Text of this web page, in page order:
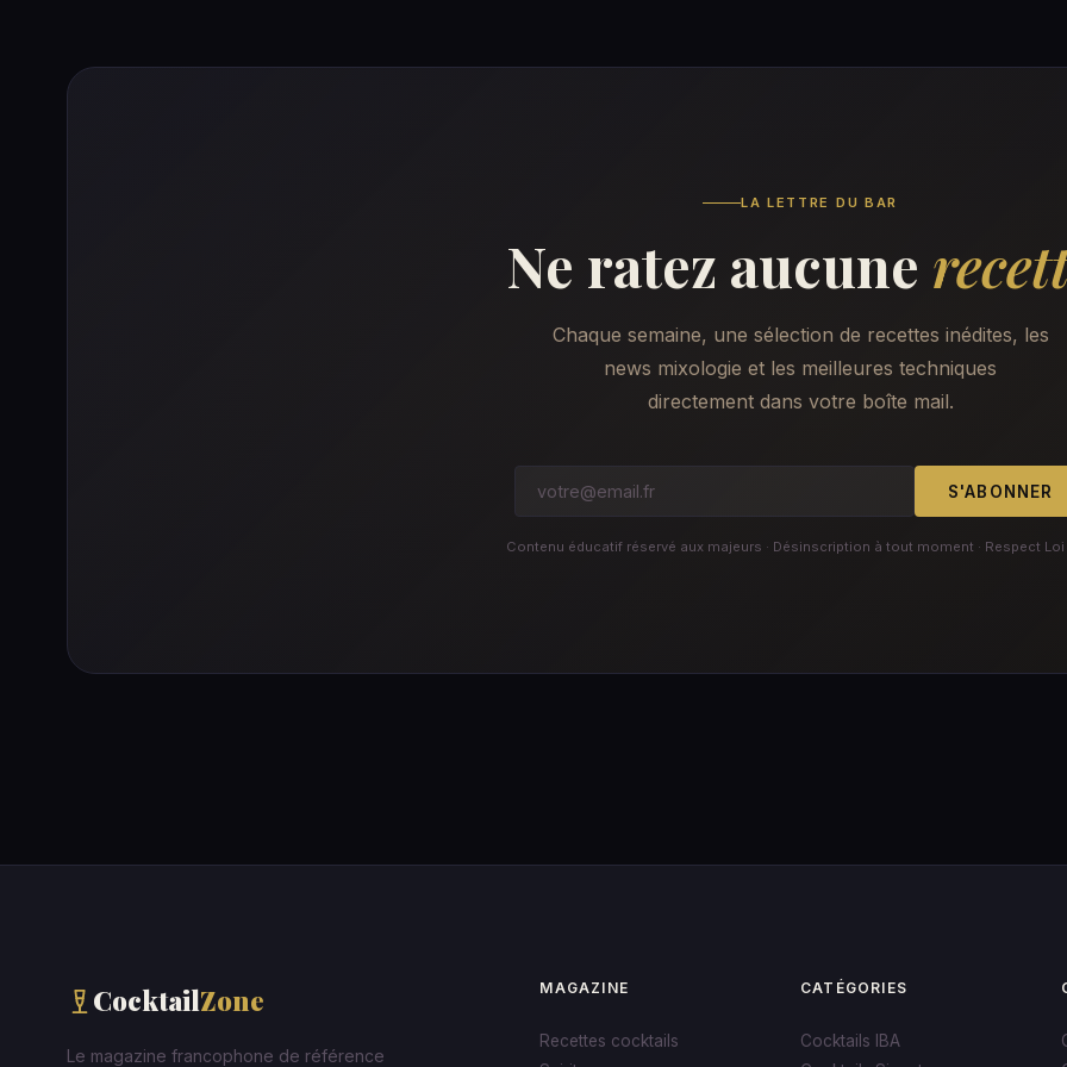
LA LETTRE DU BAR
Ne ratez aucune
Chaque semaine, une sélection de recettes inédites, les
news mixologie et les meilleures techniques
directement dans votre boîte mail.
S'ABONNER
Contenu éducatif réservé aux majeurs · Désinscription à tout moment · Respect Loi
CocktailZone
Le magazine francophone de référence
MAGAZINE
Recettes cocktails
CATÉGORIES
Cocktails IBA